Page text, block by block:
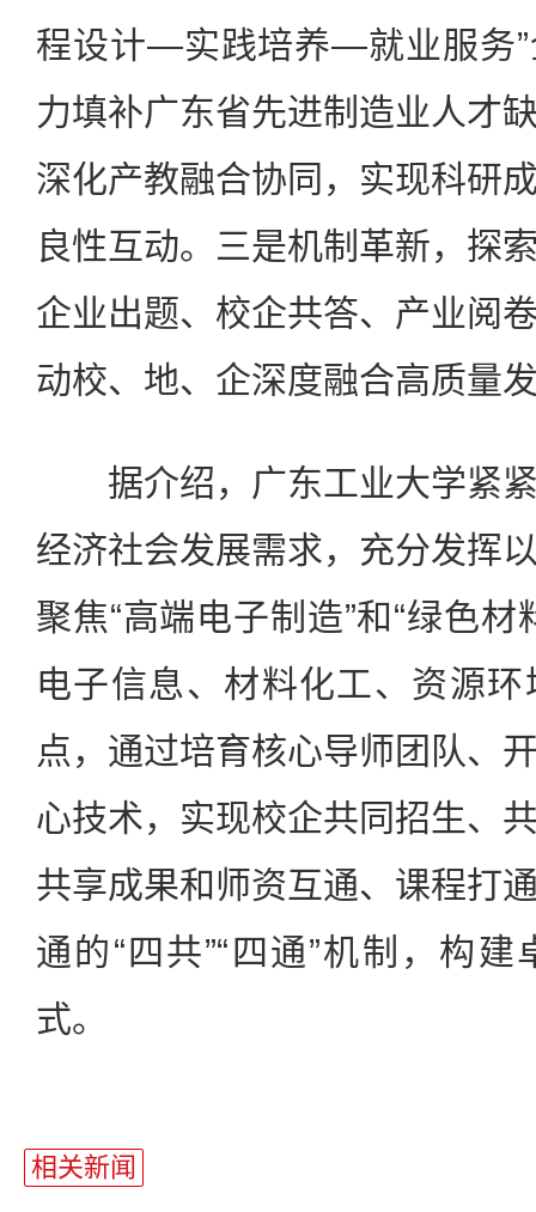
程设计—实践培养—就业服务”
力填补广东省先进制造业人才
深化产教融合协同，实现科研
良性互动。三是机制革新，探
企业出题、校企共答、产业阅
动校、地、企深度融合高质量
据介绍，广东工业大学紧紧
经济社会发展需求，充分发挥
聚焦“高端电子制造”和“绿色
电子信息、材料化工、资源
点，通过培育核心导师团队、
心技术，实现校企共同招生、
共享成果和师资互通、课程打
通的“四共”“四通”机制，构
式。
相关新闻